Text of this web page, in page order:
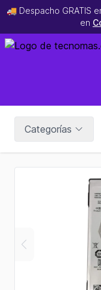
🚚 Despacho GRATIS
en
Categorías